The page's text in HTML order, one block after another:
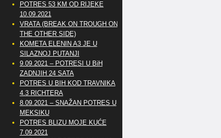
POTRES 53 KM OD RIJEKE
10.09.2021
VRATA (BREAK ON TROUGH ON
THE OTHER SIDE)
KOMETA ELENIN A3 JE U
SILAZNOJ PUTANJI
9.09.2021 – POTRESI U BiH
ZADNJIH 24 SATA
POTRES U BIH KOD TRAVNIKA
4.3 RICHTERA
8.09.2021 – SNAŽAN POTRES U
MEKSIKU
POTRES BLIZU MOJE KUĆE
7.09.2021